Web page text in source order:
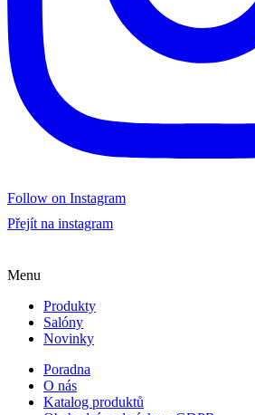
Follow on Instagram
Přejít na instagram
Menu
Produkty
Salóny
Novinky
Poradna
O nás
Katalog produktů